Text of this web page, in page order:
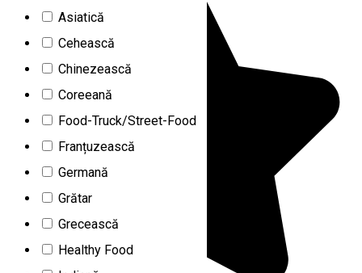
Asiatică
Cehească
Chinezească
Coreeană
Food-Truck/Street-Food
Franțuzească
Germană
Grătar
Grecească
Healthy Food